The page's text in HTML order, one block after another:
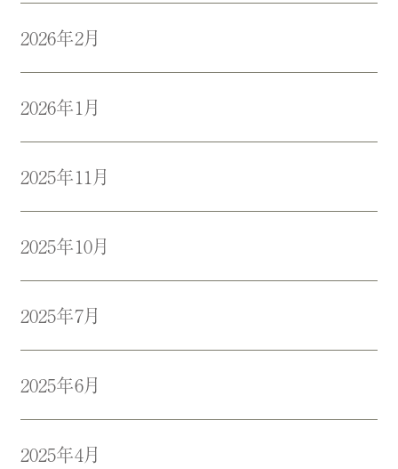
2026年2月
2026年1月
2025年11月
2025年10月
2025年7月
2025年6月
2025年4月